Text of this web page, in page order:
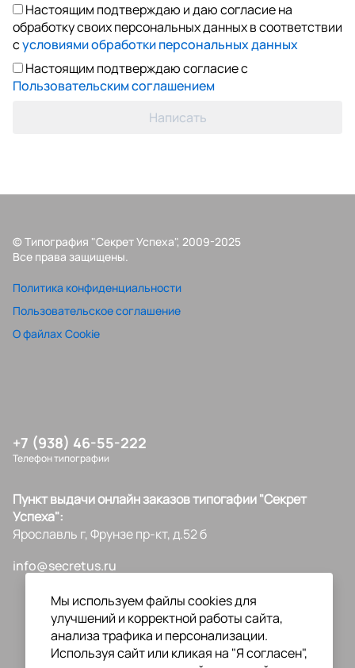
Настоящим подтверждаю и даю согласие на
обработку своих персональных данных в соответствии
сусловиями обработки персональных данных
Настоящим подтверждаю согласие с
Пользовательским соглашением
Написать
© Типография "Секрет Успеха", 2009-2025
Все права защищены.
Политика конфиденциальности
Пользовательское соглашение
О файлах Cookie
+7 (938) 46-55-222
Телефон типографии
Пункт выдачи онлайн заказов типогафии "Секрет
Успеха":
Ярославль г, Фрунзе пр-кт, д.52 б
info@secretus.ru
Мы используем файлы cookies для
улучшений и корректной работы сайта,
анализа трафика и персонализации.
Используя сайт или кликая на "Я согласен",